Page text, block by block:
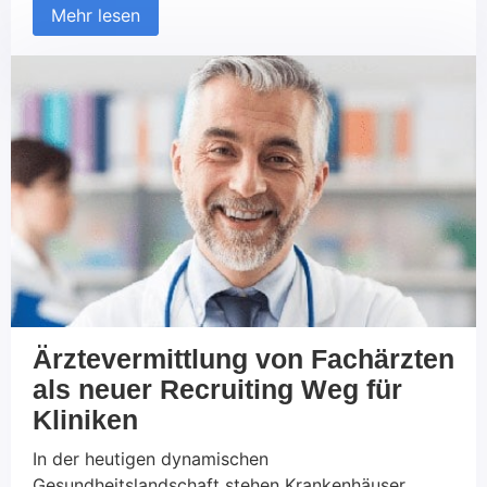
Unternehmen, die Vielfalt und Inklusion aktiv
Palette an Perspektiven und Ideen, sondern
steigern auch ihre Innovationskraft,
Mitarbeiterzufriedenheit und letztlich ihre […]
Mehr lesen
Ärztevermittlung von Fachärzten
als neuer Recruiting Weg für
Kliniken
In der heutigen dynamischen